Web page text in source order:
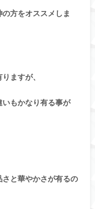
の方をオススメしま
ますが、
もかなり有る事が
と華やかさが有るの